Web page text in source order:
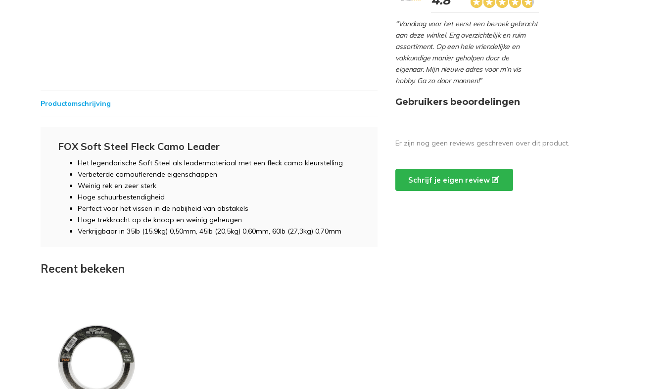
“Vandaag voor het eerst een bezoek gebracht
aan deze winkel. Erg overzichtelijk en ruim
assortiment. Op een hele vriendelijke en
vakkundige manier geholpen door de
eigenaar. Mijn nieuwe adres voor m’n vis
hobby. Ga zo door mannen!”
Productomschrijving
FOX Soft Steel Fleck Camo Leader
Het legendarische Soft Steel als leadermateriaal met een fleck camo kleurstelling
Verbeterde camouflerende eigenschappen
Weinig rek en zeer sterk
Hoge schuurbestendigheid
Perfect voor het vissen in de nabijheid van obstakels
Hoge trekkracht op de knoop en weinig geheugen
Verkrijgbaar in 35lb (15,9kg) 0,50mm, 45lb (20,5kg) 0,60mm, 60lb (27,3kg) 0,70mm
Gebruikers beoordelingen
Er zijn nog geen reviews geschreven over dit product.
Schrijf je eigen review
Recent bekeken